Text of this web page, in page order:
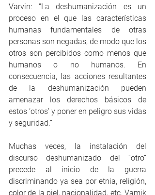
Varvin: “La deshumanización es un
proceso en el que las características
humanas fundamentales de otras
personas son negadas, de modo que los
otros son percibidos como menos que
humanos o no humanos. En
consecuencia, las acciones resultantes
de la deshumanización pueden
amenazar los derechos básicos de
estos ‘otros’ y poner en peligro sus vidas
y seguridad.”
Muchas veces, la instalación del
discurso deshumanizado del “otro”
precede al inicio de la guerra
discriminando ya sea por etnia, religión,
color de la piel, nacionalidad, etc. Vamik